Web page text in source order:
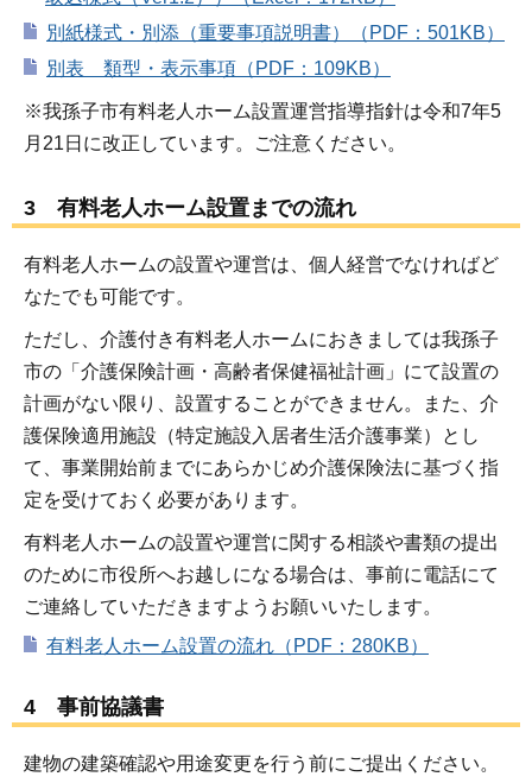
別紙様式・別添（重要事項説明書）（PDF：501KB）
別表 類型・表示事項（PDF：109KB）
※我孫子市有料老人ホーム設置運営指導指針は令和7年5
月21日に改正しています。ご注意ください。
3 有料老人ホーム設置までの流れ
有料老人ホームの設置や運営は、個人経営でなければど
なたでも可能です。
ただし、介護付き有料老人ホームにおきましては我孫子
市の「介護保険計画・高齢者保健福祉計画」にて設置の
計画がない限り、設置することができません。また、介
護保険適用施設（特定施設入居者生活介護事業）とし
て、事業開始前までにあらかじめ介護保険法に基づく指
定を受けておく必要があります。
有料老人ホームの設置や運営に関する相談や書類の提出
のために市役所へお越しになる場合は、事前に電話にて
ご連絡していただきますようお願いいたします。
有料老人ホーム設置の流れ（PDF：280KB）
4 事前協議書
建物の建築確認や用途変更を行う前にご提出ください。